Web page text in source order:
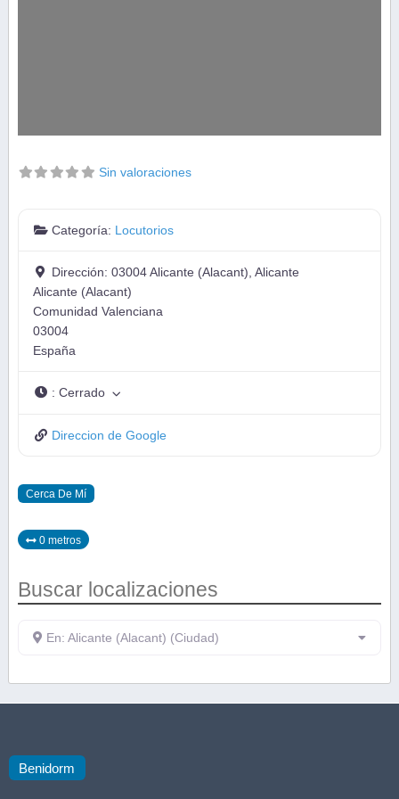
Sin valoraciones
Categoría: Locutorios
Dirección:03004 Alicante (Alacant), Alicante
Alicante (Alacant)
Comunidad Valenciana
03004
España
:Cerrado
Direccion de Google
Cerca De Mí
0 metros
Buscar localizaciones
En: Alicante (Alacant) (Ciudad)
Benidorm